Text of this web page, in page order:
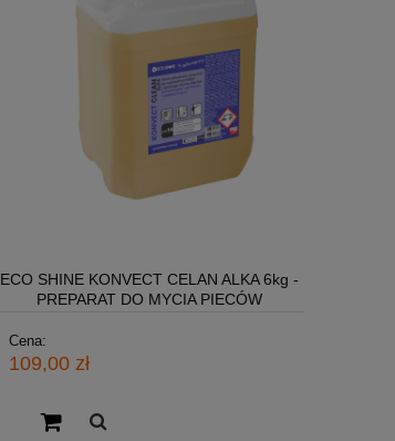
ECO SHINE KONVECT CELAN ALKA 6kg -
PREPARAT DO MYCIA PIECÓW
Cena:
109,00 zł